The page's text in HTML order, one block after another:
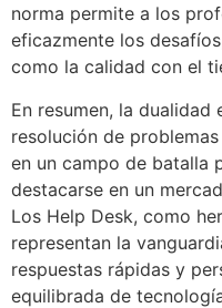
norma permite a los
eficazmente los
como la calidad con el
En resumen, la
resolución de
en un campo de batalla
destacarse en un
Los Help Desk, como
representan la
respuestas rápidas y
equilibrada de